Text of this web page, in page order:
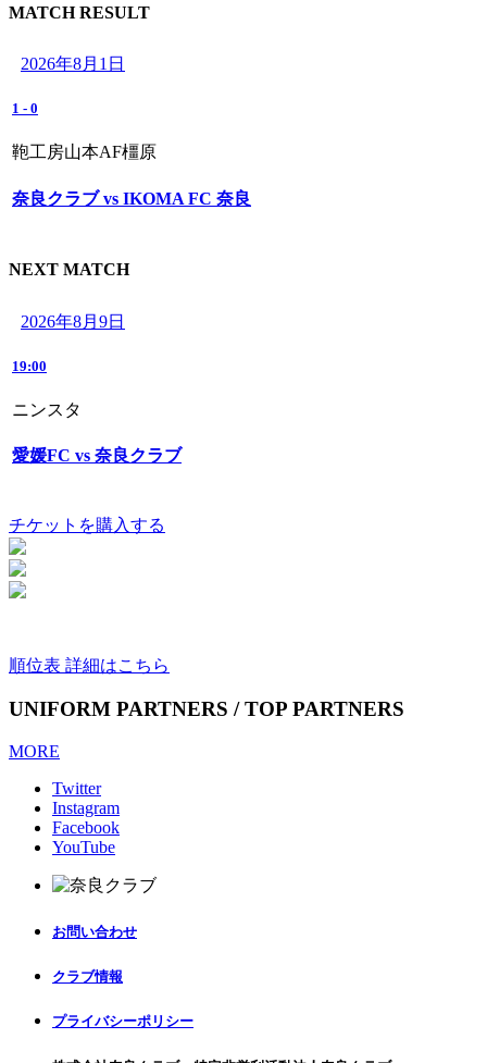
MATCH RESULT
2026年8月1日
1 - 0
鞄工房山本AF橿原
奈良クラブ vs IKOMA FC 奈良
NEXT MATCH
2026年8月9日
19:00
ニンスタ
愛媛FC vs 奈良クラブ
チケットを購入する
順位表 詳細はこちら
UNIFORM PARTNERS / TOP PARTNERS
MORE
Twitter
Instagram
Facebook
YouTube
お問い合わせ
クラブ情報
プライバシーポリシー